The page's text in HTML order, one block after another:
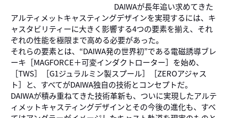
DAIWAが長年追い求めてきた
アルティメットキャスティングデザインを実現するには、キ
ャスタビリティーに大きく影響する4つの要素を揃え、それ
ぞれの性能を極限まで高める必要があった。
それらの要素とは、“DAIWA発の世界初”である電磁誘導ブレ
ーキ［MAGFORCE＋可変インダクトローター］を始め、
［TWS］［G1ジュラルミン製スプール］［ZEROアジャス
ト］と、すべてがDAIWA独自の技術とコンセプトだ。
DAIWAが積み重ねてきた技術革新も、ついに実現したアルテ
ィメットキャスティングデザインとその今後の進化も、すべ